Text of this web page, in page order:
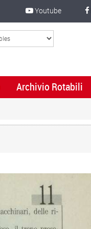
Youtube
Archivio Rotabili